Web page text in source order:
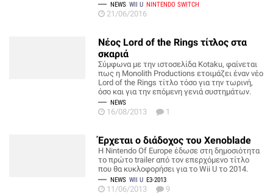
NEWS WII U NINTENDO SWITCH
21/06/2016
Νέος Lord of the Rings τίτλος στα
σκαριά
Σύμφωνα με την ιστοσελίδα Kotaku, φαίνεται
πως η Monolith Productions ετοιμάζει έναν νέο
Lord of the Rings τίτλο τόσο για την τωρινή,
όσο και για την επόμενη γενιά συστημάτων.
NEWS
16/08/2013 1
Έρχεται ο διάδοχος του Xenoblade
H Nintendo Of Europe έδωσε στη δημοσιότητα
το πρώτο trailer από τον επερχόμενο τίτλο
που θα κυκλοφορήσει για το Wii U το 2014.
NEWS WII U E3-2013
11/06/2013 9